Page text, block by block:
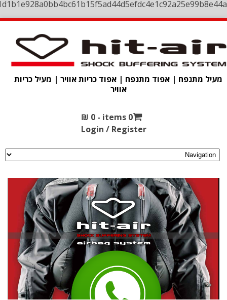
מעיל מתנפח | אפוד מתנפח | אפוד כריות אוויר | מעיל כריות
אוויר
0 items -
₪ 0
Login / Register